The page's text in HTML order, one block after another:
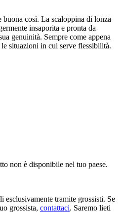
buona così. La scaloppina di lonza
insaporita e pronta da
genuinità. Sempre come appena
situazioni in cui serve flessibilità.
non è disponibile nel tuo paese.
tramite grossisti. Se
grossista, contattaci. Saremo lieti